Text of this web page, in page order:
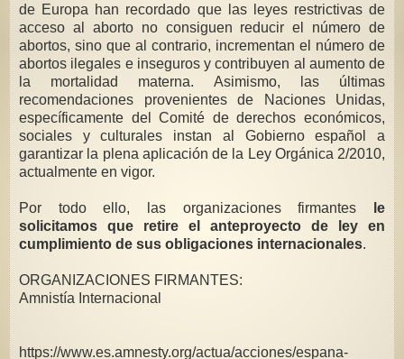
de Europa han recordado que las leyes restrictivas de
acceso al aborto no consiguen reducir el número de
abortos, sino que al contrario, incrementan el número de
abortos ilegales e inseguros y contribuyen al aumento de
la mortalidad materna. Asimismo, las últimas
recomendaciones provenientes de Naciones Unidas,
específicamente del Comité de derechos económicos,
sociales y culturales instan al Gobierno español a
garantizar la plena aplicación de la Ley Orgánica 2/2010,
actualmente en vigor.
Por todo ello, las organizaciones firmantes
le
solicitamos que retire el anteproyecto de ley en
cumplimiento de sus obligaciones internacionales.
ORGANIZACIONES FIRMANTES:
Amnistía Internacional
https://www.es.amnesty.org/actua/acciones/espana-